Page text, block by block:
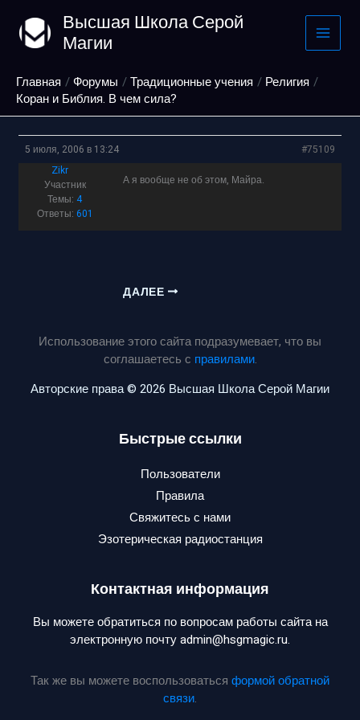
содержимому
Высшая Школа Серой
Магии
Главная Форумы Традиционные учения
Религия
Коран и Библия. В чем сила?
5 июля, 2006 в 13:24
#75109
Zikr
Участник
Темы:4
Ответы: 601
А я вообще не об этом, Майра.
ДАЛЕЕ
Использование этого сайта подразумевает, что вы
соглашаетесь с правилами.
Авторские права © 2026 Высшая Школа Серой Магии
Быстрые ссылки
Пользователи
Правила
Свяжитесь с нами
Эзотерическая радиостанция
Контактная информация
Вы можете обратиться по вопросам работы сайта на
электронную почту admin@hsgmagic.ru.
Так же вы можете воспользоваться формой обратной
связи.